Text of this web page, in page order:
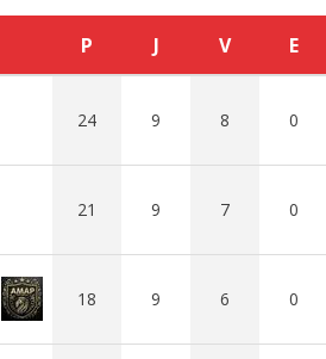
P J V E
24 9 8 0
21 9 7 0
18 9 6 0